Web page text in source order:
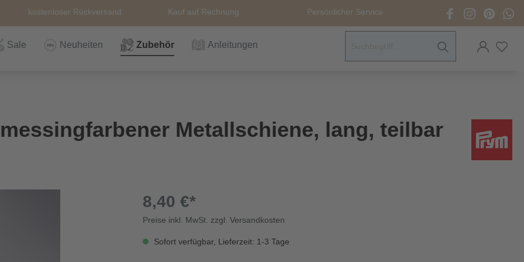
kostenloser Rückversand Kauf auf Rechnung Persönlicher Service
Sale Neuheiten Zubehör Anleitungen
Strick- &
Häkelzubehör
Sale
Anleitungen Alle
Nähzubehör
Stricknadeln &
Häkelnadel
Reisverschlüsse
Prym Love Scheneidewerkzeuge
Themen
Metallschiene, lang, teilbar
8,40 €*
Preise inkl. MwSt. zzgl. Versandkosten
Sofort verfügbar, Lieferzeit: 1-3 Tage